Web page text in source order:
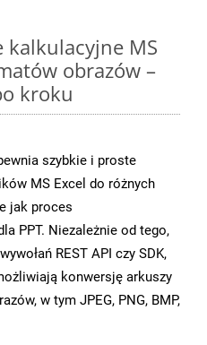
kalkulacyjne MS
obrazów –
kroku
szybkie i proste
MS Excel do różnych
jak proces
PPT. Niezależnie od tego,
REST API czy SDK,
konwersję arkuszy
w tym JPEG, PNG, BMP,